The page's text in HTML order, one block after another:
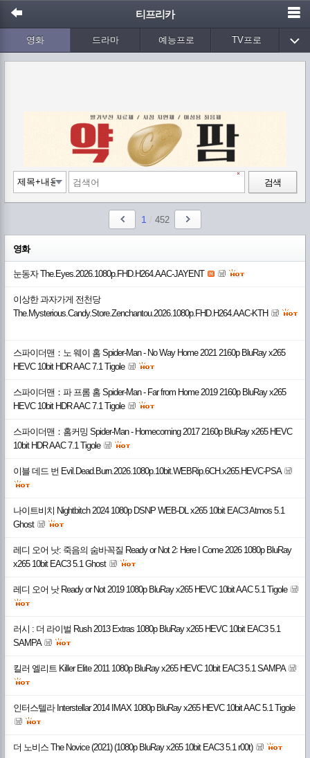
티프리카
영화 드라마 예능프로 TV프로
애니메이션 음악 Wetv
검색
1 452
영화
눈동자 The.Eyes.2026.1080p.FHD.H264.AAC-JAYENT
이상한 과자가게 전천당
The.Mysterious.Candy.Store.Zenchantou.2026.1080p.FHD.H264.AAC-KTH
스파이더맨：노 웨이 홈 Spider-Man - No Way Home 2021 2160p BluRay x265
HEVC 10bit HDR AAC 7.1 Tigole
스파이더맨：파 프롬 홈 Spider-Man - Far from Home 2019 2160p BluRay x265
HEVC 10bit HDR AAC 7.1 Tigole
스파이더맨：홈커밍 Spider-Man - Homecoming 2017 2160p BluRay x265 HEVC
10bit HDR AAC 7.1 Tigole
이블 데드 번 Evil.Dead.Burn.2026.1080p.10bit.WEBRip.6CH.x265.HEVC-PSA
나이트비치 Nightbitch 2024 1080p DSNP WEB-DL x265 10bit EAC3 Atmos 5.1
Ghost
레디 오어 낫: 죽음의 숨바꼭질 Ready or Not 2꞉ Here I Come 2026 1080p BluRay
x265 10bit EAC3 5.1 Ghost
레디 오어 낫 Ready or Not 2019 1080p BluRay x265 HEVC 10bit AAC 5.1 Tigole
러시 : 더 라이벌 Rush 2013 Extras 1080p BluRay x265 HEVC 10bit EAC3 5.1
SAMPA
킬러 엘리트 Killer Elite 2011 1080p BluRay x265 HEVC 10bit EAC3 5.1 SAMPA
인터스텔라 Interstellar 2014 IMAX 1080p BluRay x265 HEVC 10bit AAC 5.1 Tigole
더 노비스 The Novice (2021) (1080p BluRay x265 10bit EAC3 5.1 r00t)